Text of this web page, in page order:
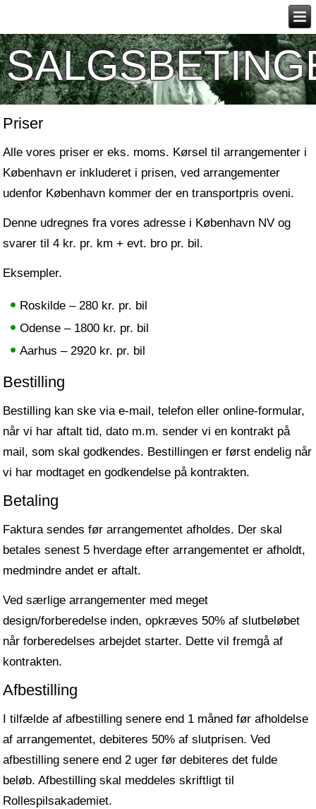
Priser
Alle vores priser er eks. moms. Kørsel til arrangementer i
København er inkluderet i prisen, ved arrangementer
udenfor København kommer der en transportpris oveni.
Denne udregnes fra vores adresse i København NV og
svarer til 4 kr. pr. km + evt. bro pr. bil.
Eksempler.
Roskilde – 280 kr. pr. bil
Odense – 1800 kr. pr. bil
Aarhus – 2920 kr. pr. bil
Bestilling
Bestilling kan ske via e-mail, telefon eller online-formular,
når vi har aftalt tid, dato m.m. sender vi en kontrakt på
mail, som skal godkendes. Bestillingen er først endelig når
vi har modtaget en godkendelse på kontrakten.
Betaling
Faktura sendes før arrangementet afholdes. Der skal
betales senest 5 hverdage efter arrangementet er afholdt,
med­mindre andet er aftalt.
Ved særlige arrangementer med meget
design/forberedelse inden, opkræves 50% af slutbeløbet
når forberedelses arbejdet starter. Dette vil fremgå af
kontrakten.
Afbestilling
I tilfælde af afbestilling senere end 1 måned før afholdelse
af arrangementet, debiteres 50% af slutprisen. Ved
afbestilling senere end 2 uger før debiteres det fulde
beløb. Afbestilling skal meddeles skriftligt til
Rollespilsakademiet.